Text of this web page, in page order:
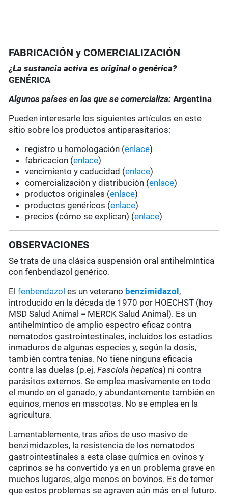
FABRICACIÓN y COMERCIALIZACIÓN
¿La sustancia activa es original o genérica?
GENÉRICA
Algunos países en los que se comercializa:Argentina
Pueden interesarle los siguientes artículos en este
sitio sobre los productos antiparasitarios:
registro u homologación (enlace)
fabricacion (enlace)
vencimiento y caducidad (enlace)
comercialización y distribución (enlace)
productos originales (enlace)
productos genéricos (enlace)
precios (cómo se explican) (enlace)
OBSERVACIONES
Se trata de una clásica suspensión oral antihelmíntica
con fenbendazol genérico.
Elfenbendazol es un veterano benzimidazol ,
introducido en la década de 1970 por HOECHST (hoy
MSD Salud Animal = MERCK Salud Animal). Es un
antihelmíntico de amplio espectro eficaz contra
nematodos gastrointestinales, incluidos los estadios
inmaduros de algunas especies y, según la dosis,
también contra tenias. No tiene ninguna eficacia
contra las duelas (p.ej.Fasciola hepatica) ni contra
parásitos externos. Se emplea masivamente en todo
el mundo en el ganado, y abundantemente también en
equinos, menos en mascotas. No se emplea en la
agricultura.
Lamentablemente, tras años de uso masivo de
benzimidazoles, la resistencia de los nematodos
gastrointestinales a esta clase química en ovinos y
caprinos se ha convertido ya en un problema grave en
muchos lugares, algo menos en bovinos. Es de temer
que estos problemas se agraven aún más en el futuro.